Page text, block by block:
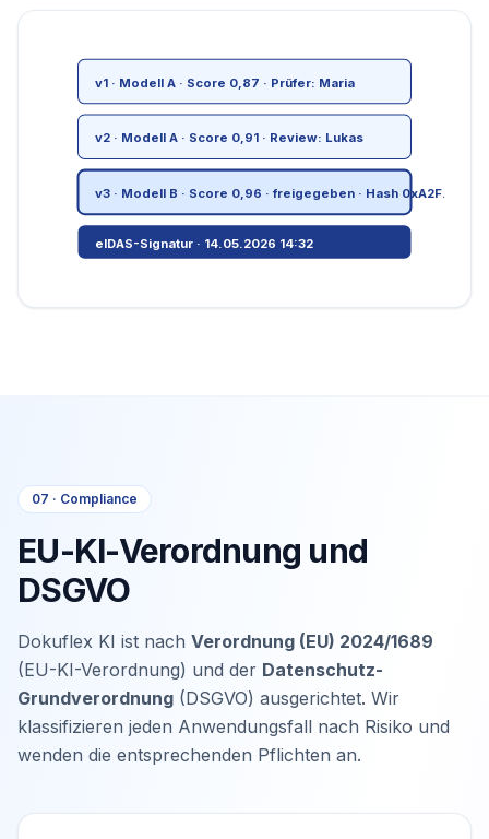
v1 · Modell A · Score 0,87 · Prüfer: Maria
v2 · Modell A · Score 0,91 · Review: Lukas
v3 · Modell B · Score 0,96 · freigegeben · Hash 0xA2F...
eIDAS-Signatur · 14.05.2026 14:32
07 · Compliance
EU-KI-Verordnung und
DSGVO
Dokuflex KI ist nach Verordnung (EU) 2024/1689
(EU-KI-Verordnung) und der Datenschutz-
Grundverordnung (DSGVO) ausgerichtet. Wir
klassifizieren jeden Anwendungsfall nach Risiko und
wenden die entsprechenden Pflichten an.